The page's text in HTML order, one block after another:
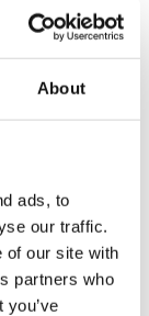
About
ads, to
our traffic.
of our site with
partners who
för att helt
3D